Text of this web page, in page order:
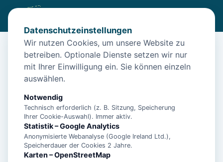
/Unterkünfte /Norden/Apartment Kluntje Klaus – Norden
Apartment Kluntje Klaus – Norden
Datenschutzeinstellungen
Wir nutzen Cookies, um unsere Website zu
betreiben. Optionale Dienste setzen wir nur
mit Ihrer Einwilligung ein. Sie können einzeln
auswählen.
Notwendig
Technisch erforderlich (z. B. Sitzung, Speicherung
Ihrer Cookie-Auswahl). Immer aktiv.
Statistik – Google Analytics
Anonymisierte Webanalyse (Google Ireland Ltd.),
Speicherdauer der Cookies 2 Jahre.
Karten – OpenStreetMap